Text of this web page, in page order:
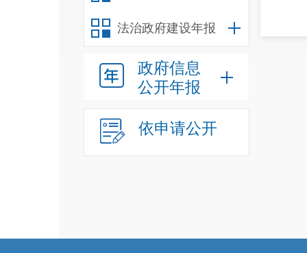
法治政府建设年报
政府信息
公开年报
依申请公开